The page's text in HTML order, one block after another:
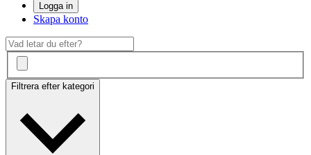
Logga in
Skapa konto
Filtrera efter kategori